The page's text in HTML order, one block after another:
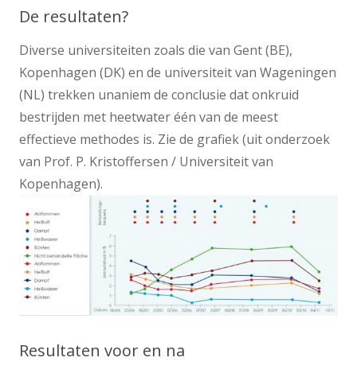
De resultaten?
Diverse universiteiten zoals die van Gent (BE),
Kopenhagen (DK) en de universiteit van Wageningen
(NL) trekken unaniem de conclusie dat onkruid
bestrijden met heetwater één van de meest
effectieve methodes is. Zie de grafiek (uit onderzoek
van Prof. P. Kristoffersen / Universiteit van
Kopenhagen).
Resultaten voor en na